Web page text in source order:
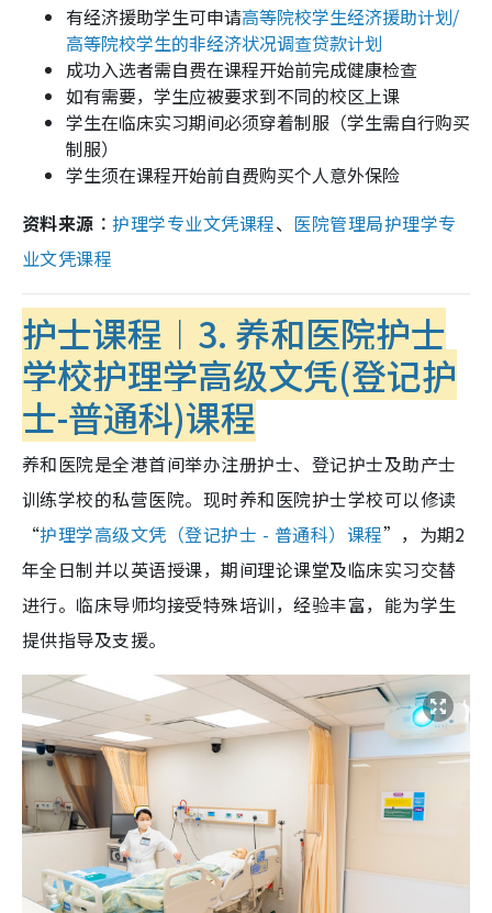
有经济援助学生可申请高等院校学生经济援助计划/
高等院校学生的非经济状况调查贷款计划
成功入选者需自费在课程开始前完成健康检查
如有需要，学生应被要求到不同的校区上课
学生在临床实习期间必须穿着制服（学生需自行购买
制服）
学生须在课程开始前自费购买个人意外保险
资料来源︰护理学专业文凭课程、 医院管理局护理学专
业文凭课程
护士课程︱3. 养和医院护士
学校护理学高级文凭(登记护
士-普通科)课程
养和医院是全港首间举办注册护士、登记护士及助产士
训练学校的私营医院。现时养和医院护士学校可以修读
“护理学高级文凭（登记护士 - 普通科）课程”，为期2
年全日制并以英语授课，期间理论课堂及临床实习交替
进行。临床导师均接受特殊培训，经验丰富，能为学生
提供指导及支援。